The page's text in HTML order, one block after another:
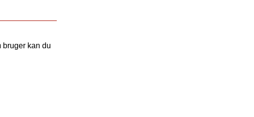
bruger kan du